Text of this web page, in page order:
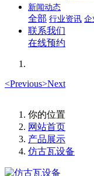
新闻动态
全部 行业资讯 企
联系我们
在线预约
<Previous>Next
你的位置
网站首页
产品展示
仿古瓦设备